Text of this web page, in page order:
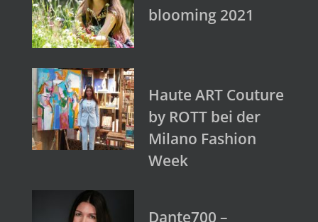
blooming 2021
Haute ART Couture
by ROTT bei der
Milano Fashion
Week
Dante700 –